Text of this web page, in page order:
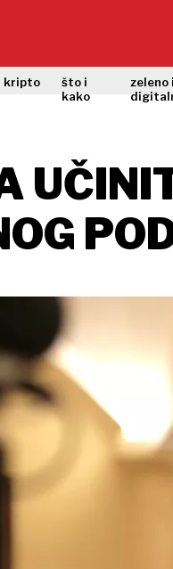
kripto
što i
kako
zeleno i